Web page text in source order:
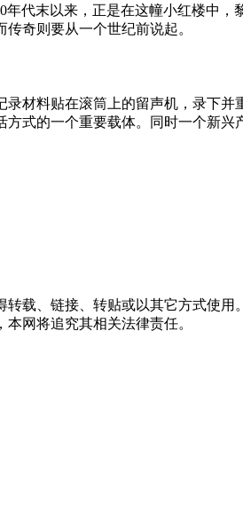
年代末以来，正是在这幢小红楼中
奇则要从一个世纪前说起。
材料贴在滚筒上的留声机，录下
式的一个重要载体。同时一个
载、链接、转贴或以其它方式使用。
网将追究其相关法律责任。